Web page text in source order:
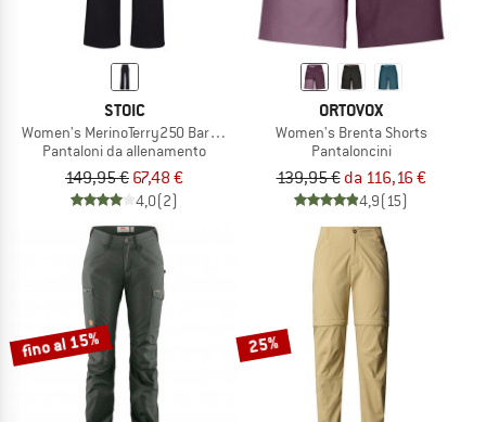
STOIC
Women's MerinoTerry250 BaraSt. Wide Pants
Pantaloni da allenamento
149,95 € 67,48 €
4,0(2)
ORTOVOX
Women's Brenta Shorts
Pantaloncini
139,95 € da 116,16 €
4,9(15)
fino al 15% 25%